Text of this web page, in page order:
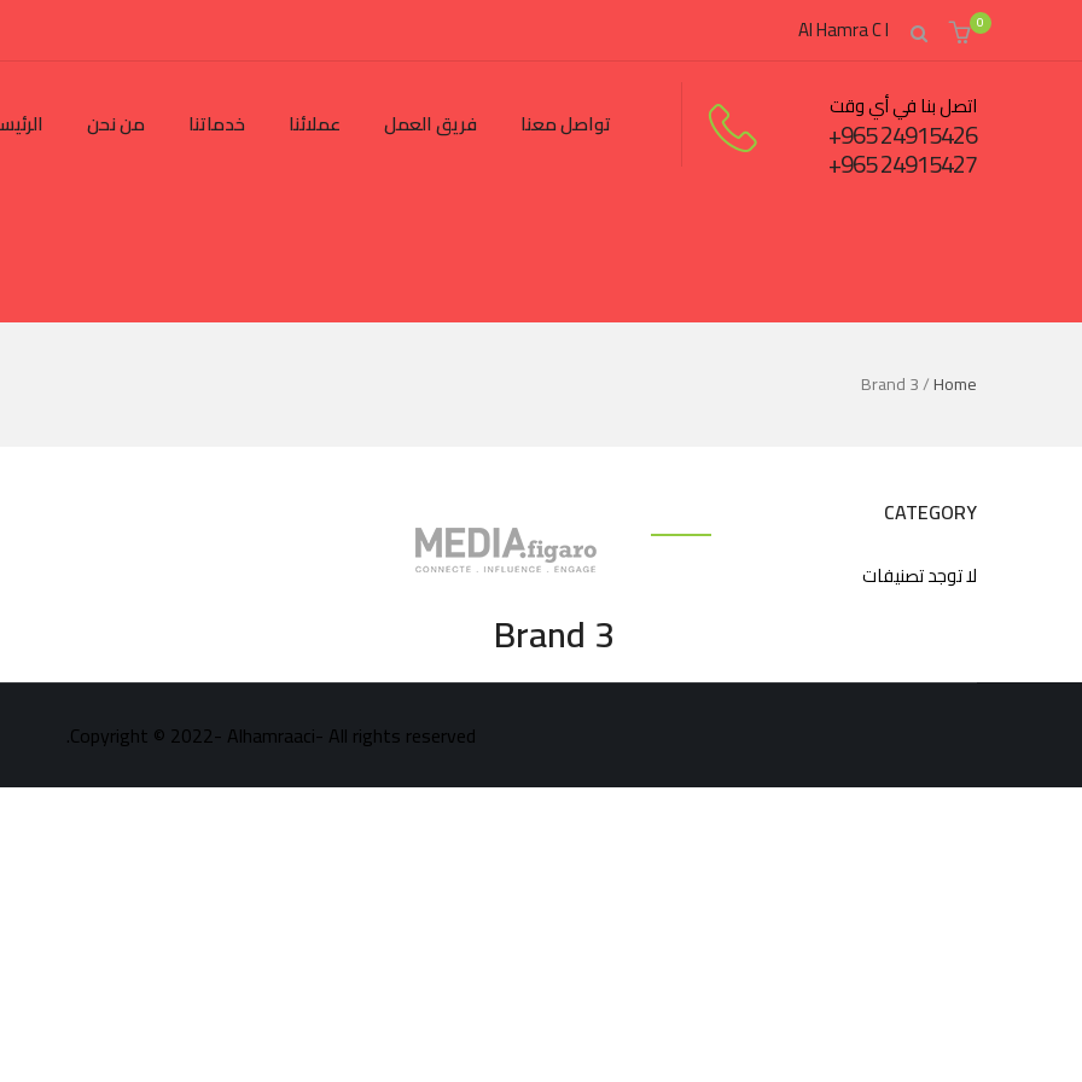
0
Al Hamra C I
من نحن خدماتنا عملائنا فريق العمل تواصل معنا
اتصل بنا في أي وقت
24915426 965+
24915427 965+
Home
/
Brand 3
Brand 3
CATEGORY
لا توجد تصنيفات
Copyright © 2022- Alhamraaci- All rights reserved.